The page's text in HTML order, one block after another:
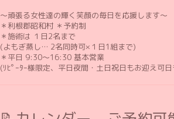
〜頑張る女性達の輝く笑顔の毎日を応援します〜
＊利根郡昭和村 ＊予約制
＊施術は １日2名まで
(よもぎ蒸し… 2名同時可×１日1組まで)
＊平日 9:30〜16:30 基本営業
(ﾘﾋﾟｰﾀｰ様限定、平日夜間・土日祝日もお迎え可